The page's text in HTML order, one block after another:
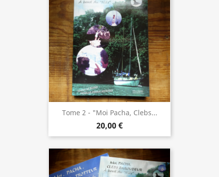
Tome 2 - "Moi Pacha, Clebs...
20,00 €